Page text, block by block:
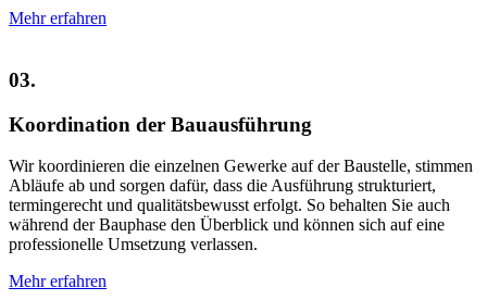
Mehr erfahren
03.
Koordination der Bauausführung
Wir koordinieren die einzelnen Gewerke auf der Baustelle, stimmen
Abläufe ab und sorgen dafür, dass die Ausführung strukturiert,
termingerecht und qualitätsbewusst erfolgt. So behalten Sie auch
während der Bauphase den Überblick und können sich auf eine
professionelle Umsetzung verlassen.
Mehr erfahren